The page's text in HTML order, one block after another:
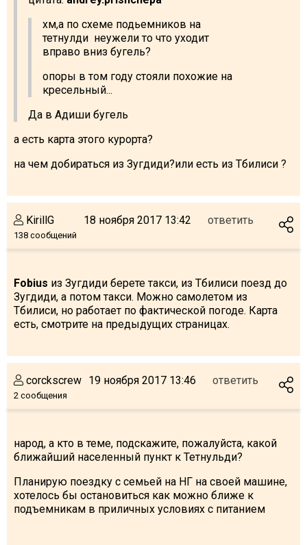
хм,а по схеме подьемников на
тетнулди неужели то что уходит
вправо вниз бугель?
опоры в том году стояли похожие на
кресельный...
Да в Адиши бугель
а есть карта этого курорта?
на чем добираться из Зугдиди?или есть из Тбилиси ?
KirillG
138 сообщений
18 ноября 2017 13:42 ответить
Fobius из Зугдиди берете такси, из Тбилиси поезд до
Зугдиди, а потом такси. Можно самолетом из
Тбилиси, но работает по фактической погоде. Карта
есть, смотрите на предыдущих страницах.
corckscrew
2 сообщения
19 ноября 2017 13:46 ответить
народ, а кто в теме, подскажите, пожалуйста, какой
ближайший населенный пункт к Тетнульди?
Планирую поездку с семьей на НГ на своей машине,
хотелось бы остановиться как можно ближе к
подъемникам в приличных условиях с питанием